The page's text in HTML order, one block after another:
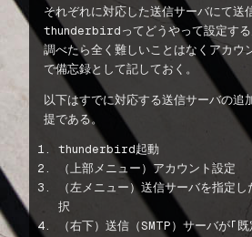
それぞれに対応した送信サーバにて送
thunderbirdってどうやって設定する
調べたら全く難しいことはなくアカウ
で備忘録として記しておく。
以下はすでに対応する送信サーバの追
提である。
thunderbird起動
（上部メニュー）アカウント設定
（左メニュー）送信サーバを指定
択
（右下）送信（SMTP）サーバが「